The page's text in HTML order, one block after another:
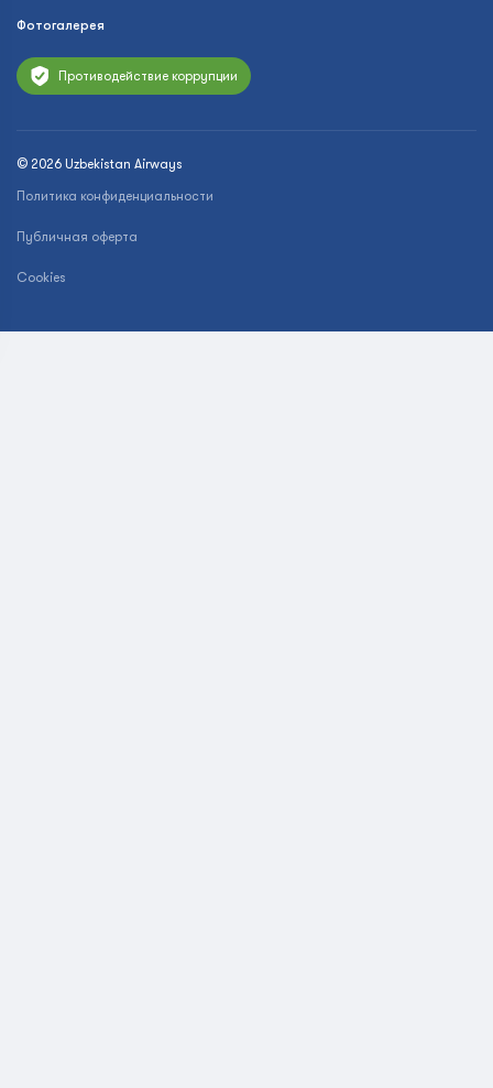
Фотогалерея
Противодействие коррупции
© 2026 Uzbekistan Airways
Политика конфиденциальности
Публичная оферта
Cookies